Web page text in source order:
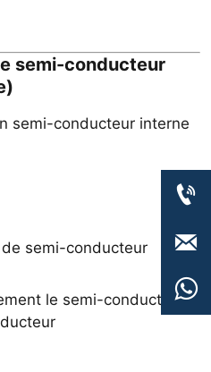
semi-conducteur
semi-conducteur interne
semi-conducteur
le semi-conducteur,


